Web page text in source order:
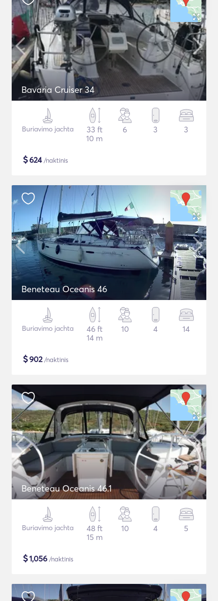
Bavaria Cruiser 34
Buriavimo jachta
33 ft
10 m
6 3 3
$624/naktinis
Beneteau Oceanis 46
Buriavimo jachta
46 ft
14 m
10 4 14
$902/naktinis
Beneteau Oceanis 46.1
Buriavimo jachta
48 ft
15 m
10 4 5
$1,056 /naktinis